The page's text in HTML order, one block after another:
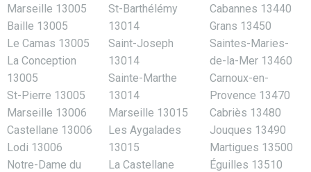
Marseille 13005
Baille 13005
Le Camas 13005
La Conception
13005
St-Pierre 13005
Marseille 13006
Castellane 13006
Lodi 13006
Notre-Dame du
St-Barthélémy
13014
Saint-Joseph
13014
Sainte-Marthe
13014
Marseille 13015
Les Aygalades
13015
La Castellane
Cabannes 13440
Grans 13450
Saintes-Maries-
de-la-Mer 13460
Carnoux-en-
Provence 13470
Cabriès 13480
Jouques 13490
Martigues 13500
Éguilles 13510